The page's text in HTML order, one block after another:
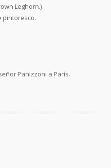
Leghorn.)
pintoresco.
Panizzoni a París.